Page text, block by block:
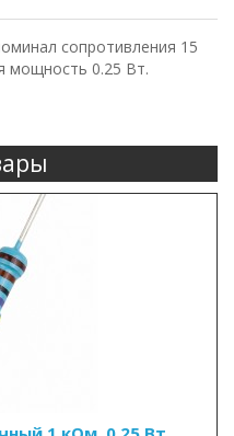
сопротивления 15
мощность 0.25 Вт.